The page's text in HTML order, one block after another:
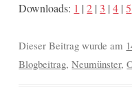
Downloads: 1 |2 | 3 |4 |5
Dieser Beitrag wurde am
Blogbeitrag,Neumünster,